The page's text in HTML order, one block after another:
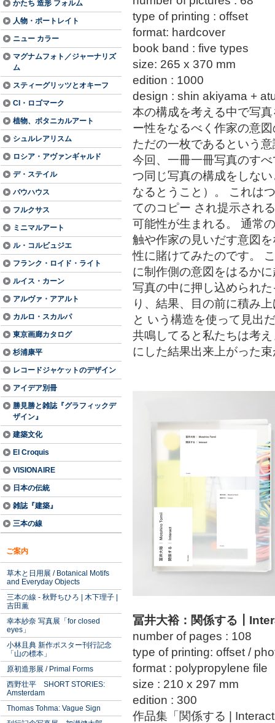
かたち 造形 フォルム
人物・ポートレイト
ニュー カラー
マグナムフォト／ジャーナリズ
ム
スティーグリッツとオキーフ
CI・ロゴマーク
植物、ボタニカルアート
シュルレアリスム
ロシア・アヴァンギャルド
デ・ステイル
バウハウス
フルクサス
ミニマルアート
ル・コルビュジエ
フランク・ロイド・ライト
ルイス・カーン
アルヴァ・アアルト
カルロ・スカルパ
東京画廊カタログ
杉浦康平
レコードジャケットのデザイン
アイデア別冊
勝見勝と雑誌『グラフィックデ
ザイン』
建築文化
El Croquis
VISIONAIRE
日本の伝統
雑誌『建築』
三本の線
ご案内
草木と日用展 / Botanical Motifs
and Everyday Objects
三本の線 - 秋野ちひろ | 木下理子 |
吉田薫
幸本紗奈 写真展「for closed
eyes」
小林且典 新作ポスター刊行記念
「山の標本」
原初造形展 / Primal Forms
西野壮平 SHORT STORIES:
Amsterdam
Thomas Tohma: Vague Sign
type of printing : offset
format: hardcover
book band : five types
size: 265 x 370 mm
edition : 1000
design : shin akiyama +
本の構成を考える中で写
ー性をなるべく作家の意
ただの一枚であるという
今回、一冊一冊写真のす
つ同じ写真の構成をしな
なるとうこと）。 これは
てのコピー され提示され
可能性が生まれる。 通常
触や作家の見いだす意図
性に賭けてみたのです。
に制作側の意図をはるか
写真の中に押し込められ
り、結果、目の前に積み
と いう構造を使って見出
共鳴してると私たちは考
にした結果出来上がった
冨井大裕：関係する
number of pages : 108
type of printing: offset /
format : polypropylene file
size : 210 x 297 mm
edition : 300
作品集「関係する |